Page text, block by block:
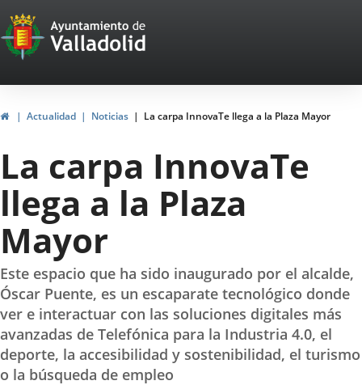
Portal
Web
del
Ayuntamiento
de
Valladolid
HomeActualidad Noticias La carpa InnovaTe llega a la Plaza Mayor
La carpa InnovaTe
llega a la Plaza
Mayor
Este espacio que ha sido inaugurado por el alcalde,
Óscar Puente, es un escaparate tecnológico donde
ver e interactuar con las soluciones digitales más
avanzadas de Telefónica para la Industria 4.0, el
deporte, la accesibilidad y sostenibilidad, el turismo
o la búsqueda de empleo